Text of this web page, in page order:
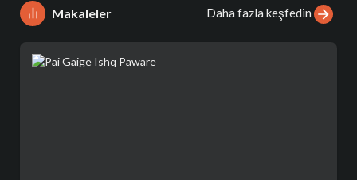
Makaleler Daha fazla keşfedin